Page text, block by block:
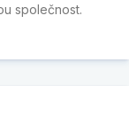
společnost.